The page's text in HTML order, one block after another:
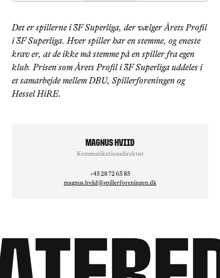
Det er spillerne i 3F Superliga, der vælger Årets Profil
i 3F Superliga. Hver spiller har en stemme, og eneste
krav er, at de ikke må stemme på en spiller fra egen
klub. Prisen som Årets Profil i 3F Superliga uddeles i
et samarbejde mellem DBU, Spillerforeningen og
Hessel HiRE.
Magnus Hviid
Kommunikationsdirektør
+45 28 72 63 85
magnus.hviid@spillerforeningen.dk